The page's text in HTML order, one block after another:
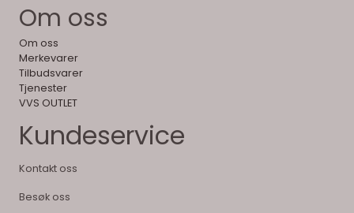
Om oss
Om oss
Merkevarer
Tilbudsvarer
Tjenester
VVS OUTLET
Kundeservice
Kontakt oss
Besøk oss